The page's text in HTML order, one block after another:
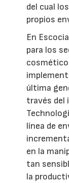
del cual
propios
En
para los
última
través del
línea de
en la
tan
la